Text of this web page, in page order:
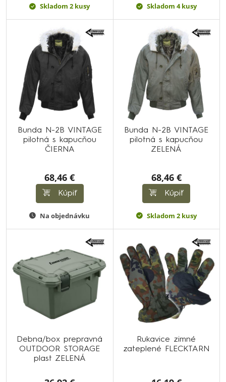
Skladom 2 kusy Skladom 4 kusy
Bunda N-2B VINTAGE
pilotná s kapucňou
ČIERNA
68,46 €
Kúpiť
Na objednávku
Bunda N-2B VINTAGE
pilotná s kapucňou
ZELENÁ
68,46 €
Kúpiť
Skladom 2 kusy
Debna/box prepravná
OUTDOOR STORAGE
plast ZELENÁ
Rukavice zimné
zateplené FLECKTARN